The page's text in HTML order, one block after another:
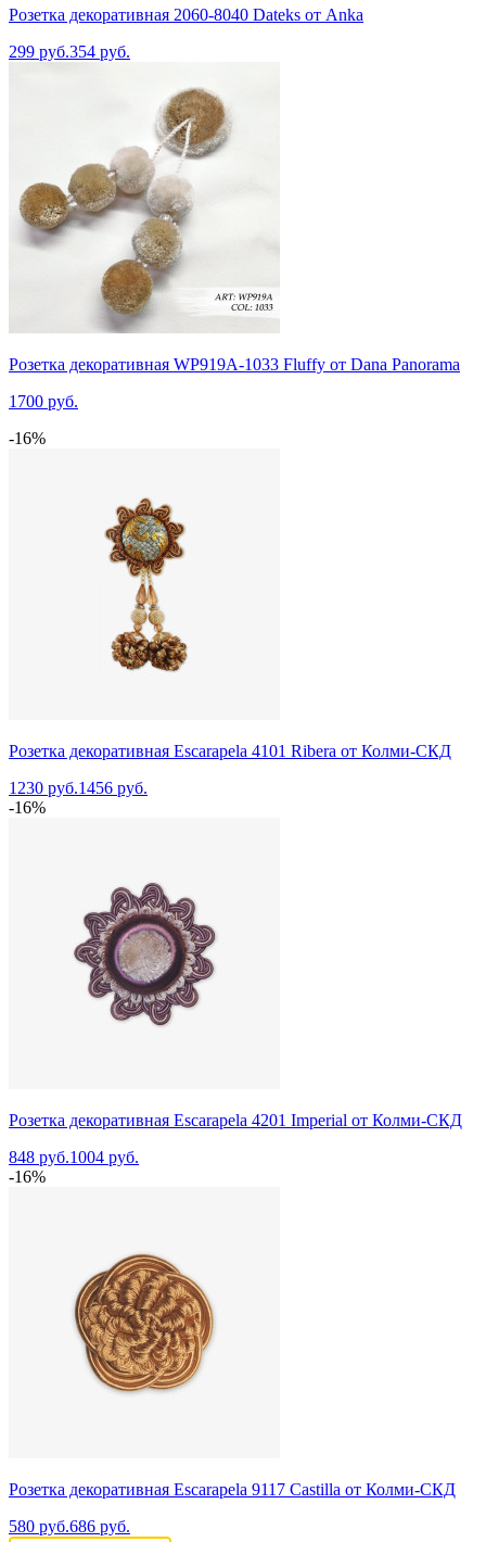
Розетка декоративная 2060-8040 Dateks от Anka
299 руб.354 руб.
Розетка декоративная WP919A-1033 Fluffy от Dana Panorama
1700 руб.
-16%
Розетка декоративная Escarapela 4101 Ribera от Колми-СКД
1230 руб.1456 руб.
-16%
Розетка декоративная Escarapela 4201 Imperial от Колми-СКД
848 руб.1004 руб.
-16%
Розетка декоративная Escarapela 9117 Castilla от Колми-СКД
580 руб.686 руб.